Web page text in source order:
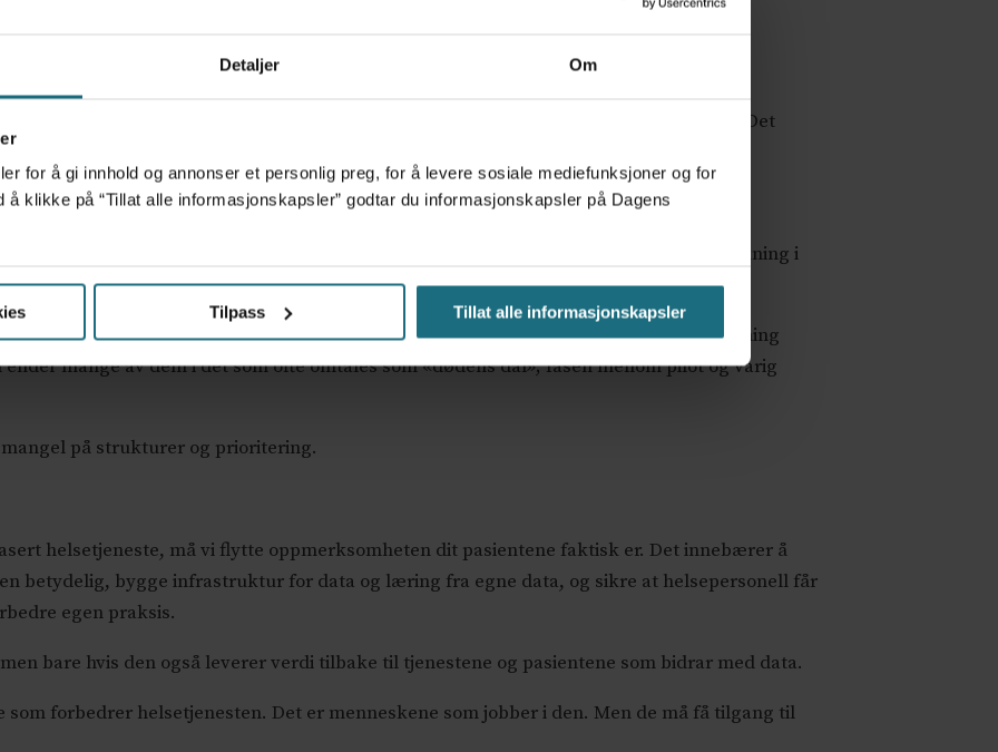
Detaljer Om
for å gi innhold og annonser et personlig preg, for å levere sosiale mediefunksjoner og for
å klikke på “Tillat alle informasjonskapsler” godtar du informasjonskapsler på Dagens
Tilpass Tillat alle informasjonskapsler
kontinuerlig forbedring.
komponentene.
som møter flest pasienter, har dårligst forutsetninger for å lære og utvikle seg. Det
og kroniske lidelser – de som trenger helhetlig og koordinert oppfølging over tid.
Ett eksempel er Snow, en løsning for sykdomsovervåkning og praksisbasert forskning i
bedre beslutningsgrunnlag og legge til rette for en lærende praksis.
av lokale data, kobling til populasjonsdata og verktøy som gjør forskning
mange av dem i det som ofte omtales som «dødens dal»; fasen mellom pilot og varig
på strukturer og prioritering.
helsetjeneste, må vi flytte oppmerksomheten dit pasientene faktisk er. Det innebærer å
betydelig, bygge infrastruktur for data og læring fra egne data, og sikre at helsepersonell får
egen praksis.
bare hvis den også leverer verdi tilbake til tjenestene og pasientene som bidrar med data.
forbedrer helsetjenesten. Det er menneskene som jobber i den. Men de må få tilgang til